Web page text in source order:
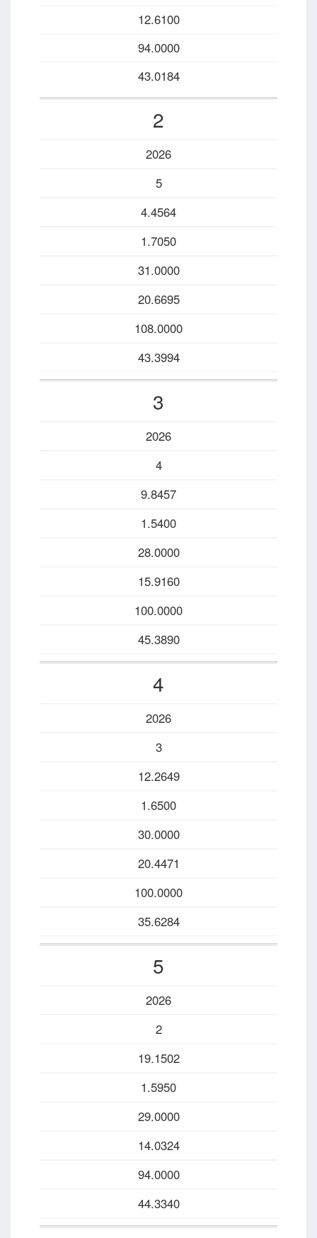
12.6100
94.0000
43.0184
2
2026
5
4.4564
1.7050
31.0000
20.6695
108.0000
43.3994
3
2026
4
9.8457
1.5400
28.0000
15.9160
100.0000
45.3890
4
2026
3
12.2649
1.6500
30.0000
20.4471
100.0000
35.6284
5
2026
2
19.1502
1.5950
29.0000
14.0324
94.0000
44.3340